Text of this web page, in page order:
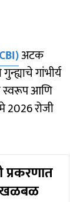
अटक
गांभीर्य
स्वरूप आणि
2026 रोजी
खळबळ